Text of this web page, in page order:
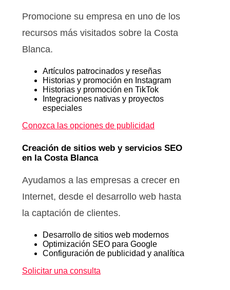
Promocione su empresa en uno de los
recursos más visitados sobre la Costa
Blanca.
Artículos patrocinados y reseñas
Historias y promoción en Instagram
Historias y promoción en TikTok
Integraciones nativas y proyectos
especiales
Conozca las opciones de publicidad
Creación de sitios web y servicios SEO
en la Costa Blanca
Ayudamos a las empresas a crecer en
Internet, desde el desarrollo web hasta
la captación de clientes.
Desarrollo de sitios web modernos
Optimización SEO para Google
Configuración de publicidad y analítica
Solicitar una consulta